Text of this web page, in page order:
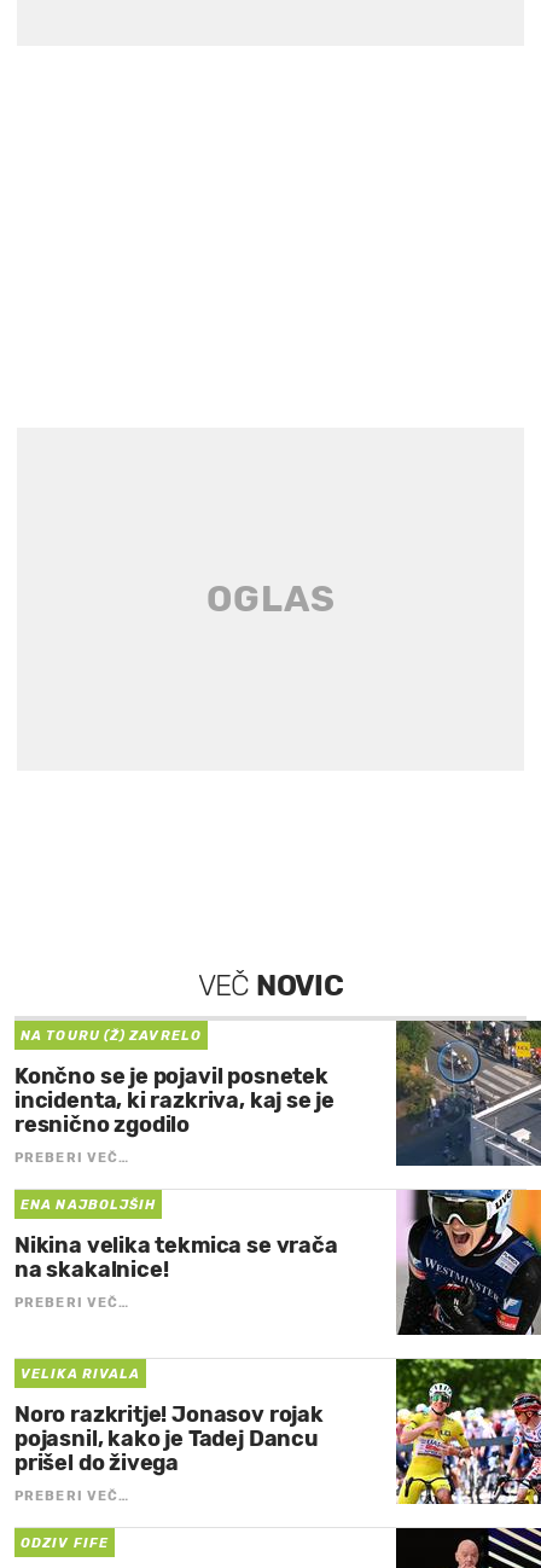
VEČ NOVIC
NA TOURU (Ž) ZAVRELO
Končno se je pojavil posnetek
incidenta, ki razkriva, kaj se je
resnično zgodilo
PREBERI VEČ…
ENA NAJBOLJŠIH
Nikina velika tekmica se vrača
na skakalnice!
PREBERI VEČ…
VELIKA RIVALA
Noro razkritje! Jonasov rojak
pojasnil, kako je Tadej Dancu
prišel do živega
PREBERI VEČ…
ODZIV FIFE